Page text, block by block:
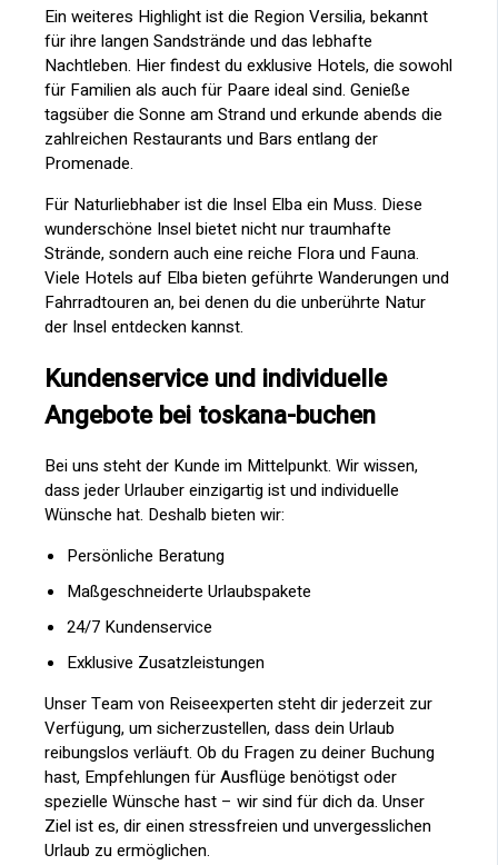
Ein weiteres Highlight ist die Region Versilia, bekannt
für ihre langen Sandstrände und das lebhafte
Nachtleben. Hier findest du exklusive Hotels, die sowohl
für Familien als auch für Paare ideal sind. Genieße
tagsüber die Sonne am Strand und erkunde abends die
zahlreichen Restaurants und Bars entlang der
Promenade.
Für Naturliebhaber ist die Insel Elba ein Muss. Diese
wunderschöne Insel bietet nicht nur traumhafte
Strände, sondern auch eine reiche Flora und Fauna.
Viele Hotels auf Elba bieten geführte Wanderungen und
Fahrradtouren an, bei denen du die unberührte Natur
der Insel entdecken kannst.
Kundenservice und individuelle
Angebote bei toskana-buchen
Bei uns steht der Kunde im Mittelpunkt. Wir wissen,
dass jeder Urlauber einzigartig ist und individuelle
Wünsche hat. Deshalb bieten wir:
Persönliche Beratung
Maßgeschneiderte Urlaubspakete
24/7 Kundenservice
Exklusive Zusatzleistungen
Unser Team von Reiseexperten steht dir jederzeit zur
Verfügung, um sicherzustellen, dass dein Urlaub
reibungslos verläuft. Ob du Fragen zu deiner Buchung
hast, Empfehlungen für Ausflüge benötigst oder
spezielle Wünsche hast – wir sind für dich da. Unser
Ziel ist es, dir einen stressfreien und unvergesslichen
Urlaub zu ermöglichen.